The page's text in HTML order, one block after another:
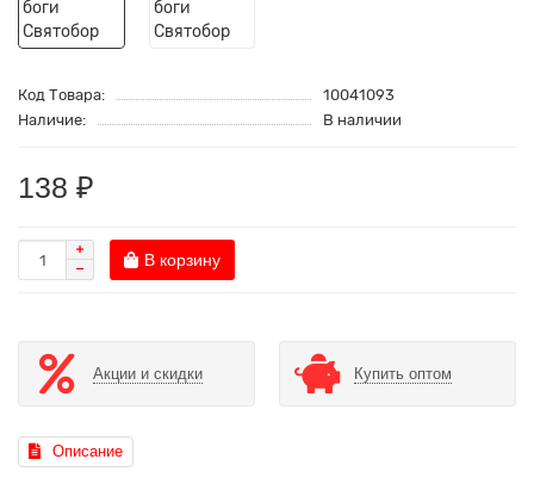
Код Товара:
10041093
Наличие:
В наличии
138 ₽
В корзину
Акции и скидки Купить оптом
Описание